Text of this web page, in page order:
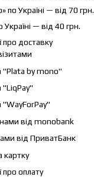
Україні — від 70 грн.
— від 40 грн.
про доставку
"Plata by mono"
"LiqPay"
"WayForPay"
від monobank
від ПриватБанк
картку
про оплату